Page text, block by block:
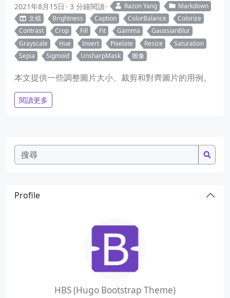
2021年8月15日 3 分鐘閱讀 Razon Yang
Markdown
文檔
Brightness Caption ColorBalance
Colorize
Contrast
Crop Fill Fit Gamma
GaussianBlur
Grayscale
Hue Invert Pixelate Resize
Saturation
Sepia
Sigmoid UnsharpMask 圖像
本文提供一些調整圖片大小、裁剪和對齊圖片的用例。
閱讀更多
Profile
HBS (Hugo Bootstrap Theme)